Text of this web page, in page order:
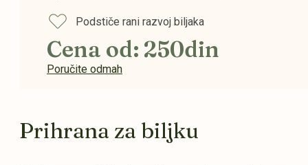
Podstiče rani razvoj biljaka
Cena od: 250din
Poručite odmah
Prihrana za biljku